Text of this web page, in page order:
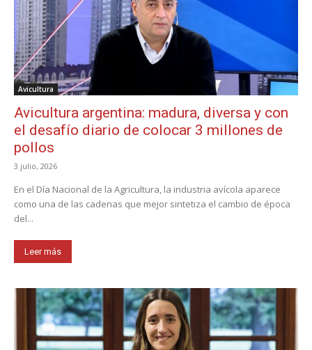
Avicultura
Avicultura argentina: madura, diversa y con
el desafío diario de colocar 3 millones de
pollos
3 julio, 2026
En el Día Nacional de la Agricultura, la industria avícola aparece
como una de las cadenas que mejor sintetiza el cambio de época
del...
Leer más